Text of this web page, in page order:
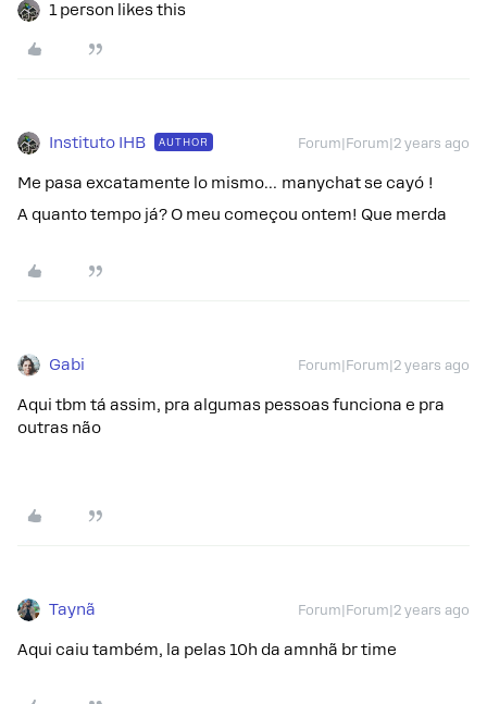
1 person likes this
Instituto IHB AUTHOR Forum|Forum|2 years ago
Me pasa excatamente lo mismo… manychat se cayó !
A quanto tempo já? O meu começou ontem! Que merda
Gabi Forum|Forum|2 years ago
Aqui tbm tá assim, pra algumas pessoas funciona e pra
outras não
Taynã Forum|Forum|2 years ago
Aqui caiu também, la pelas 10h da amnhã br time